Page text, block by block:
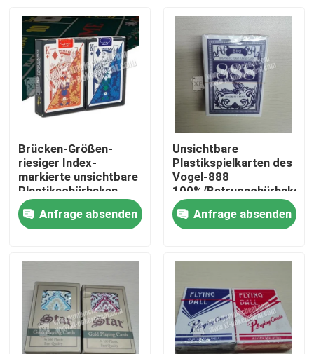
Zu Hause
Produkte
Brücken-Größen-
riesiger Index-
markierte unsichtbare
Plastikschürhaken-
Betrüger-Karte GYT
klassischer
Anfrage absenden
Unsichtbare
Plastikspielkarten des
Vogel-888
100%/Betrugschürhaken-
Karten
Anfrage absenden